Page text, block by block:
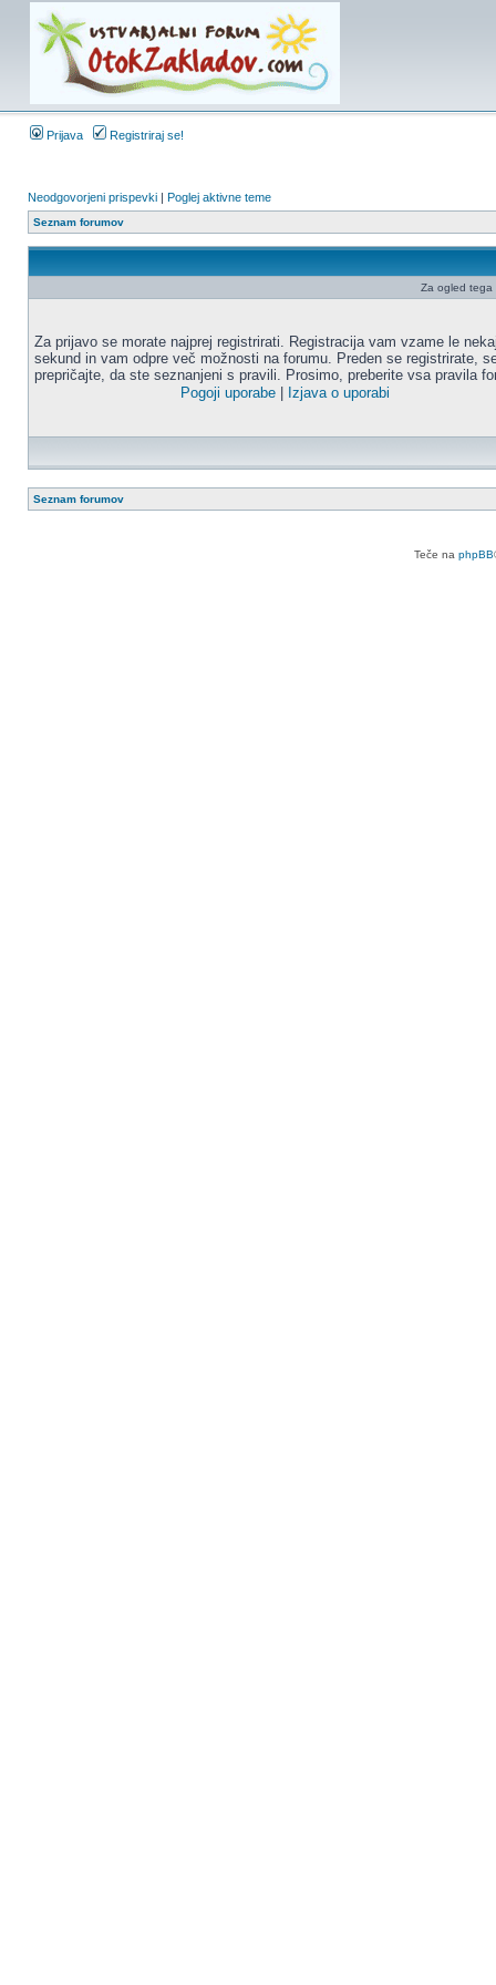
Prijava Registriraj se!
Neodgovorjeni prispevki | Poglej aktivne teme
Seznam forumov
Za ogled tega
Za prijavo se morate najprej registrirati. Registracija vam vzame le
sekund in vam odpre več možnosti na forumu. Preden se registrirate,
prepričajte, da ste seznanjeni s pravili. Prosimo, preberite vsa pravila
Pogoji uporabe
Izjava o uporabi
Seznam forumov
Teče na phpBB